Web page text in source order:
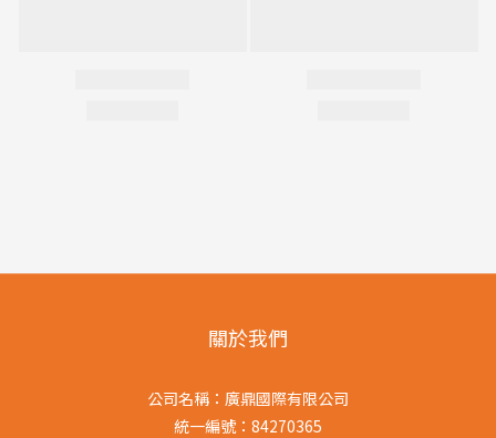
關於我們
公司名稱：廣鼎國際有限公司
統一編號：84270365